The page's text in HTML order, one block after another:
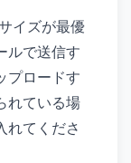
イズが最優
ルで送信す
プロードす
れている場
れてくださ